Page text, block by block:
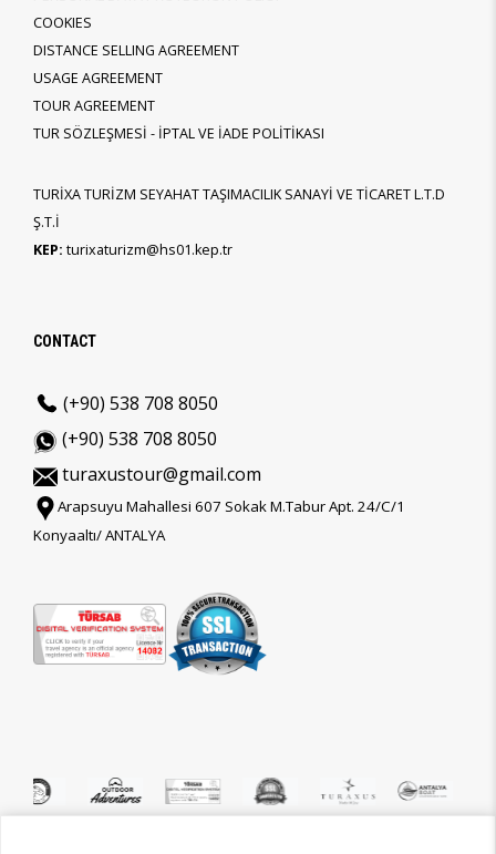
COOKIES
DISTANCE SELLING AGREEMENT
USAGE AGREEMENT
TOUR AGREEMENT
TUR SÖZLEŞMESİ - İPTAL VE İADE POLİTİKASI
TURİXA TURİZM SEYAHAT TAŞIMACILIK SANAYİ VE TİCARET L.T.D
Ş.T.İ
KEP: turixaturizm@hs01.kep.tr
CONTACT
(+90) 538 708 8050
(+90) 538 708 8050
turaxustour@gmail.com
Arapsuyu Mahallesi 607 Sokak M.Tabur Apt. 24/C/1
Konyaaltı/ ANTALYA